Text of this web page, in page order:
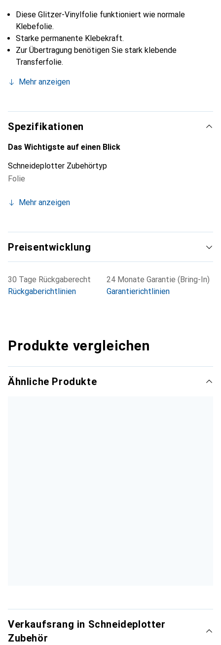
Diese Glitzer-Vinylfolie funktioniert wie normale
Klebefolie.
Starke permanente Klebekraft.
Zur Übertragung benötigen Sie stark klebende
Transferfolie.
Mehr anzeigen
Spezifikationen
Das Wichtigste auf einen Blick
Schneideplotter Zubehörtyp
Folie
Mehr anzeigen
Preisentwicklung
30 Tage Rückgaberecht
Rückgaberichtlinien
24 Monate Garantie (Bring-In)
Garantierichtlinien
Produkte vergleichen
Ähnliche Produkte
Verkaufsrang in Schneideplotter
Zubehör